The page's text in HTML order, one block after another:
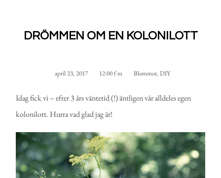
DRÖMMEN OM EN KOLONILOTT
april 23, 2017 12:00 f m Blommor,DIY
Idag fick vi – efter 3 års väntetid (!) äntligen vår alldeles egen
kolonilott. Hurra vad glad jag är!